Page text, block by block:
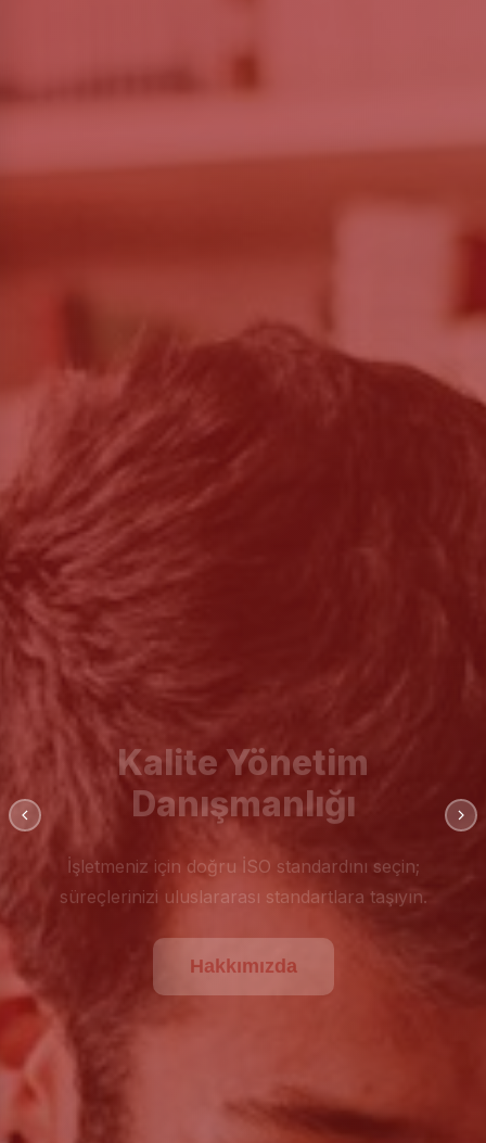
Kalite Yönetim
Danışmanlığı
İşletmeniz için doğru İSO standardını seçin;
süreçlerinizi uluslararası standartlara taşıyın.
Hakkımızda